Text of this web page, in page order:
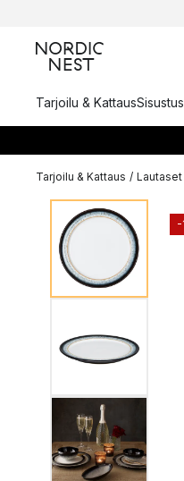
Tarjoilu & KattausSisustus
Tarjoilu & Kattaus / Lautaset
-